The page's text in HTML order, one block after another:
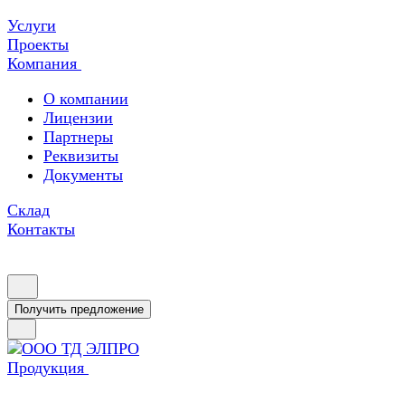
Услуги
Проекты
Компания
О компании
Лицензии
Партнеры
Реквизиты
Документы
Склад
Контакты
Получить предложение
Продукция